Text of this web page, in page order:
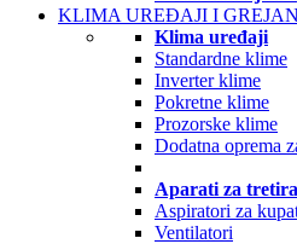
KLIMA UREĐAJI I
Klima uređaji
Standardne klime
Inverter klime
Pokretne klime
Prozorske klime
Dodatna oprema
Aparati za
Aspiratori za
Ventilatori